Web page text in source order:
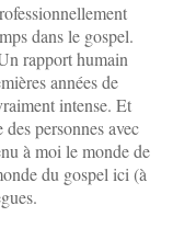
dans le gospel.
rapport humain
années de
intense. Et
personnes avec
à moi le monde de
du gospel ici (à